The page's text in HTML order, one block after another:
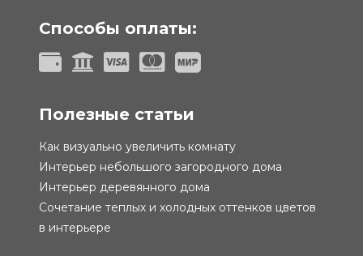
Способы оплаты:
Полезные статьи
Как визуально увеличить комнату
Интерьер небольшого загородного дома
Интерьер деревянного дома
Сочетание теплых и холодных оттенков цветов
в интерьере